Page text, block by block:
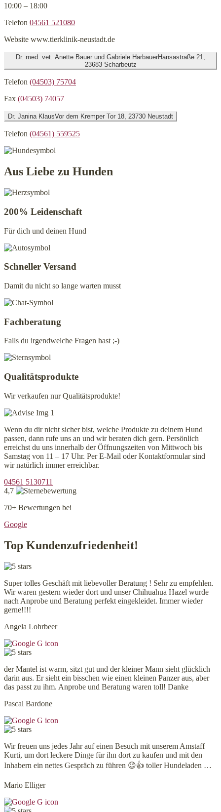
10:00 – 18:00
Telefon 04561 521080
Website www.tierklinik-neustadt.de
Dr. med. vet. Anette Bauer und Gabriele HarbauerHansastraße 21,
23683 Scharbeutz
Telefon (04503) 75704
Fax (04503) 74057
Dr. Janina KlausVor dem Kremper Tor 18, 23730 Neustadt
Telefon (04561) 559525
Aus Liebe zu Hunden
200% Leidenschaft
Für dich und deinen Hund
Schneller Versand
Damit du nicht so lange warten musst
Fachberatung
Falls du irgendwelche Fragen hast ;-)
Qualitätsprodukte
Wir verkaufen nur Qualitätsprodukte!
Wenn du dir nicht sicher bist, welche Produkte zu deinem Hund
passen, dann rufe uns an und wir beraten dich gern. Persönlich
erreichst du uns innerhalb der Öffnungszeiten von Mittwoch bis
Samstag von 11 – 17 Uhr. Per E-Mail oder Kontaktformular sind
wir natürlich immer erreichbar.
04561 5130711
4,7
70+ Bewertungen bei
Google
Top Kundenzufriedenheit!
Super tolles Geschäft mit liebevoller Beratung ! Sehr zu empfehlen.
Wir waren gestern wieder dort und unser Chihuahua Hazel wurde
nach Anprobe und Beratung perfekt eingekleidet. Immer wieder
gerne!!!!
Angela Lohrbeer
der Mantel ist warm, sitzt gut und der kleiner Mann sieht glücklich
darin aus. Er sieht ein bisschen wie einen kleinen Panzer aus, aber
das passt zu ihm. Anprobe und Beratung waren toll! Danke
Pascal Bardone
Wir freuen uns jedes Jahr auf einen Besuch mit unserem Amstaff
Kurti, um dort leckere Dinge für ihn dort zu kaufen und mit den
Inhabern ein nettes Gespräch zu führen 😉👍 toller Hundeladen …
Mario Elliger